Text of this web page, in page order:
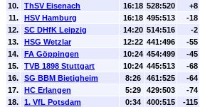
10.
ThSV Eisenach 16:18 528:520 +8
11.
HSV Hamburg 16:18 495:513 -18
12.
SC DHfK Leipzig 14:20 514:516 -2
13.
HSG Wetzlar 12:22 441:496 -55
14.
FA Göppingen 10:24 454:499 -45
15.
TVB 1898 Stuttgart 10:24 445:513 -68
16.
SG BBM Bietigheim 8:26 461:525 -64
17.
HC Erlangen 5:29 429:503 -74
18.
1. VfL Potsdam 0:34 400:515 -115